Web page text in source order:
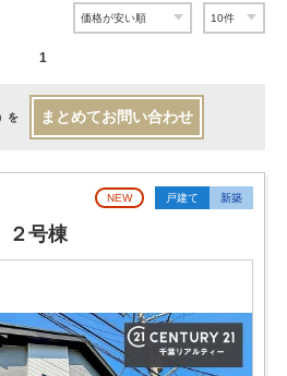
1
を まとめてお問い合わせ
NEW 戸建て 新築
２号棟